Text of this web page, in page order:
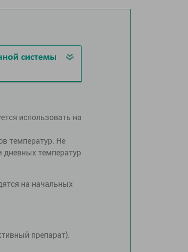
системы
использовать на
температур. Не
дневных температур
на начальных
препарат).